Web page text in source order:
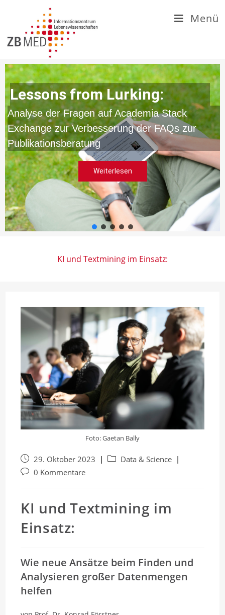
springen
Menü
Lessons from Lurking:
Analyse der Fragen auf Academia Stack
Exchange zur Verbesserung der FAQs zur
Publikationsberatung
Weiterlesen
KI und Textmining im Einsatz:
Foto: Gaetan Bally
Beitrag
veröffentlicht:
29. Oktober 2023
Beitrags-Data & Science
Beitrags-
0 Kommentare
KI und Textmining im
Einsatz:
Wie neue Ansätze beim Finden und
Analysieren großer Datenmengen
helfen